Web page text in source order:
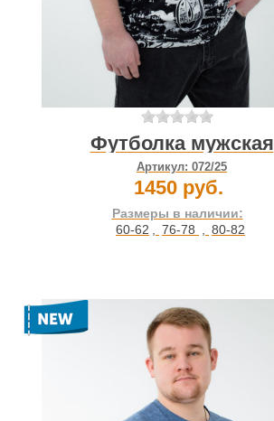
Футболка мужская
Артикул: 072/25
1450 руб.
Размеры в наличии:
60-62
76-78 80-82